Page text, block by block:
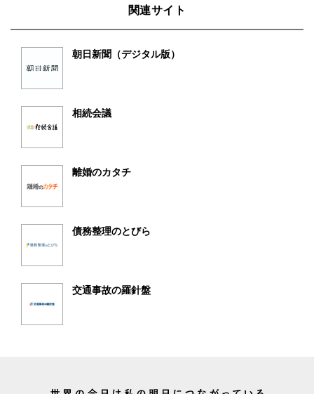
関連サイト
朝日新聞（デジタル版）
相続会議
離婚のカタチ
債務整理のとびら
交通事故の羅針盤